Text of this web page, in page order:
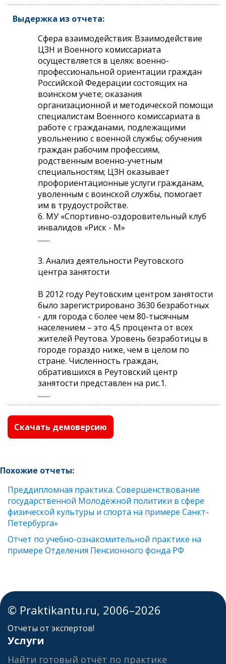
Выдержка из отчета:
Сфера взаимодействия: Взаимодействие
ЦЗН и Военного комиссариата
осуществляется в целях: военно-
профессиональной ориентации граждан
Российской Федерации состоящих на
воинском учете; оказания
организационной и методической помощи
специалистам Военного комиссариата в
работе с гражданами, подлежащими
увольнению с военной службы; обучения
граждан рабочим профессиям,
родственным военно-учетным
специальностям; ЦЗН оказывает
профориентационные услуги гражданам,
уволенным с воинской службы, помогает
им в трудоустройстве.
6. МУ «Спортивно-оздоровительный клуб
инвалидов «Риск - М»
........
3. Анализ деятельности Реутовского
центра занятости
В 2012 году Реутовским центром занятости
было зарегистрировано 3630 безработных
- для города с более чем 80-тысячным
населением – это 4,5 процента от всех
жителей Реутова. Уровень безработицы в
городе гораздо ниже, чем в целом по
стране. Численность граждан,
обратившихся в Реутовский центр
занятости представлен на рис.1.
........
Скачать демоверсию
Похожие отчеты:
Преддипломная практика. Совершенствование
государственной Молодёжной политики в сфере
физической культуры и спорта на примере Санкт-
Петербурга»
Отчет по учебно-ознакомительной практике на
примере Отделения Пенсионного фонда РФ
© Praktikantu.ru, 2006–2026
Отчеты от экспертов!
Услуги
Найти готовый отчёт по практике